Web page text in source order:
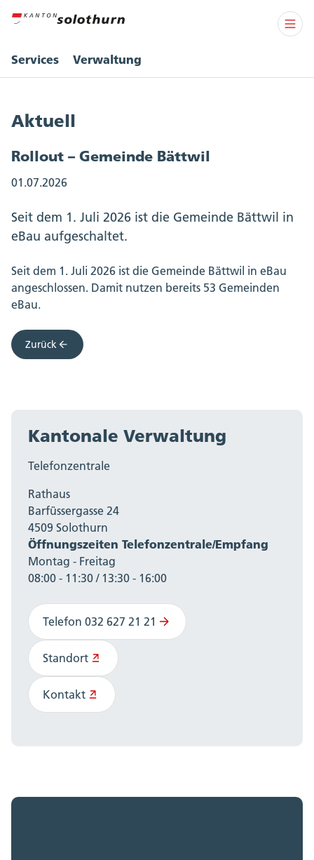
Services Verwaltung
Aktuell
Rollout – Gemeinde Bättwil
01.07.2026
Seit dem 1. Juli 2026 ist die Gemeinde Bättwil in
eBau aufgeschaltet.
Seit dem 1. Juli 2026 ist die Gemeinde Bättwil in eBau
angeschlossen. Damit nutzen bereits 53 Gemeinden
eBau.
Zurück
Kantonale Verwaltung
Telefonzentrale
Rathaus
Barfüssergasse 24
4509 Solothurn
Öffnungszeiten Telefonzentrale/Empfang
Montag - Freitag
08:00 - 11:30 / 13:30 - 16:00
Telefon 032 627 21 21
Standort
Kontakt